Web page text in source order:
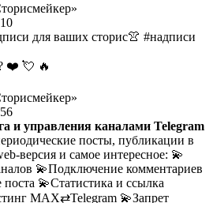
для ваших сторис👚 #надписи
❤️ 💘 🔥
и управления каналами Telegram
посты, публикации в
версия и самое интересное: 💫
💫Подключение комментариев
💫Статистика и ссылка
MAX⇄Telegram 💫Запрет